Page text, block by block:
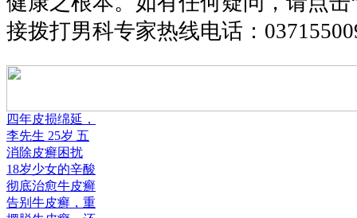
接拨打男科专家热线电话：
四年皮损绵延，
李先生 25岁 五
消除皮癣困扰
18岁少女的辛酸
彻底治愈牛皮癣
告别牛皮癣，重